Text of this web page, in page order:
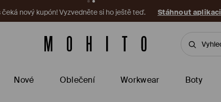
čeká nový kupón! Vyzvedněte si ho ještě teď. Stáhnout aplikaci
Nové Oblečení Workwear Boty